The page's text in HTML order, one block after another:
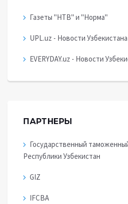
Газеты "НТВ" и "Норма"
UPL.uz - Новости Узбекистана
EVERYDAY.uz - Новости
ПАРТНЕРЫ
Государственный
Республики Узбекистан
GIZ
IFCBA